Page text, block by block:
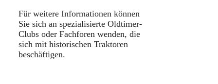
Für weitere Informationen können
Sie sich an spezialisierte Oldtimer-
Clubs oder Fachforen wenden, die
sich mit historischen Traktoren
beschäftigen.